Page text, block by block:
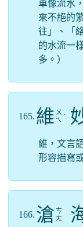
車像流水
來不絕的
往」、「
的水流一
多。）
165. 維 ㄨ
ㄟ ˊ
維，文言
形容描寫
166. 滄 ㄘ
ㄤ